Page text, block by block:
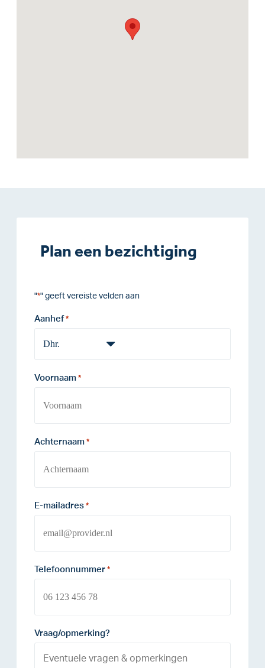
Plan een bezichtiging
"*" geeft vereiste velden aan
Aanhef *
Voornaam *
Achternaam *
E-mailadres *
Telefoonnummer *
Vraag/opmerking?